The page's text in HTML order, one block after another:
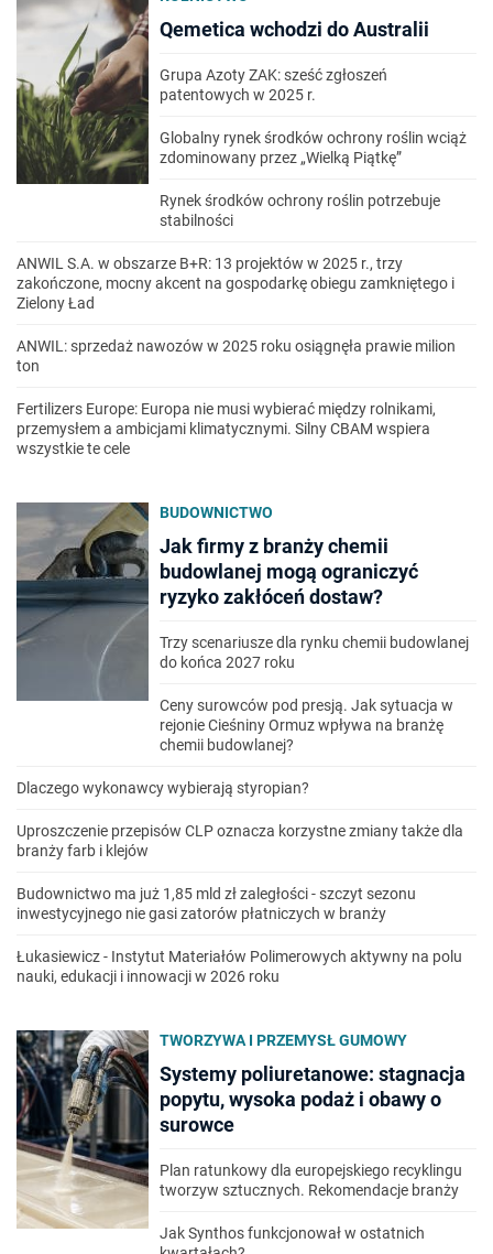
Qemetica wchodzi do Australii
Grupa Azoty ZAK: sześć zgłoszeń
patentowych w 2025 r.
Globalny rynek środków ochrony roślin wciąż
zdominowany przez „Wielką Piątkę”
Rynek środków ochrony roślin potrzebuje
stabilności
ANWIL S.A. w obszarze B+R: 13 projektów w 2025 r., trzy
zakończone, mocny akcent na gospodarkę obiegu zamkniętego i
Zielony Ład
ANWIL: sprzedaż nawozów w 2025 roku osiągnęła prawie milion
ton
Fertilizers Europe: Europa nie musi wybierać między rolnikami,
przemysłem a ambicjami klimatycznymi. Silny CBAM wspiera
wszystkie te cele
BUDOWNICTWO
Jak firmy z branży chemii
budowlanej mogą ograniczyć
ryzyko zakłóceń dostaw?
Trzy scenariusze dla rynku chemii budowlanej
do końca 2027 roku
Ceny surowców pod presją. Jak sytuacja w
rejonie Cieśniny Ormuz wpływa na branżę
chemii budowlanej?
Dlaczego wykonawcy wybierają styropian?
Uproszczenie przepisów CLP oznacza korzystne zmiany także dla
branży farb i klejów
Budownictwo ma już 1,85 mld zł zaległości - szczyt sezonu
inwestycyjnego nie gasi zatorów płatniczych w branży
Łukasiewicz - Instytut Materiałów Polimerowych aktywny na polu
nauki, edukacji i innowacji w 2026 roku
TWORZYWA I PRZEMYSŁ GUMOWY
Systemy poliuretanowe: stagnacja
popytu, wysoka podaż i obawy o
surowce
Plan ratunkowy dla europejskiego recyklingu
tworzyw sztucznych. Rekomendacje branży
Jak Synthos funkcjonował w ostatnich